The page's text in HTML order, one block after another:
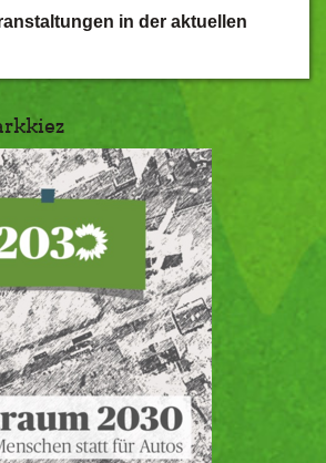
in der aktuellen